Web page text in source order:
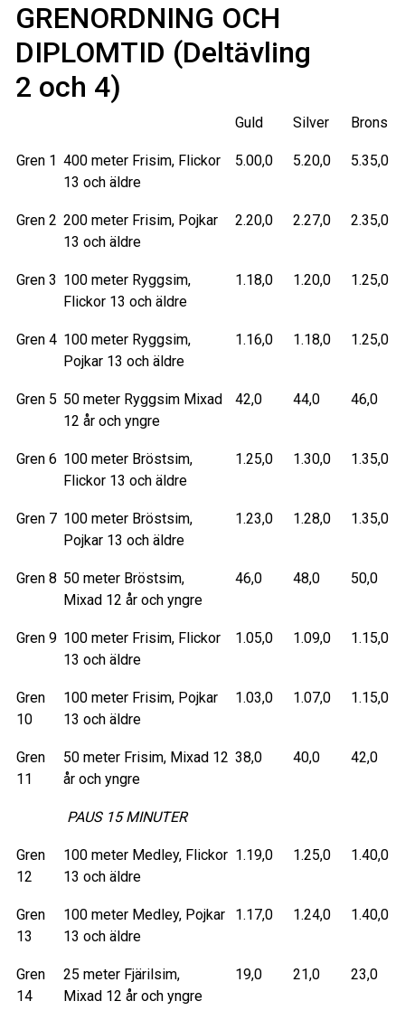
GRENORDNING OCH
DIPLOMTID (Deltävling
2 och 4)
Guld Silver Brons
Gren 1 400 meter Frisim, Flickor
13 och äldre
5.00,0 5.20,0 5.35,0
Gren 2 200 meter Frisim, Pojkar
13 och äldre
2.20,0 2.27,0 2.35,0
Gren 3 100 meter Ryggsim,
Flickor 13 och äldre
1.18,0 1.20,0 1.25,0
Gren 4 100 meter Ryggsim,
Pojkar 13 och äldre
1.16,0 1.18,0 1.25,0
Gren 5 50 meter Ryggsim Mixad
12 år och yngre
42,0 44,0 46,0
Gren 6 100 meter Bröstsim,
Flickor 13 och äldre
1.25,0 1.30,0 1.35,0
Gren 7 100 meter Bröstsim,
Pojkar 13 och äldre
1.23,0 1.28,0 1.35,0
Gren 8 50 meter Bröstsim,
Mixad 12 år och yngre
46,0 48,0 50,0
Gren 9 100 meter Frisim, Flickor
13 och äldre
1.05,0 1.09,0 1.15,0
Gren
10
100 meter Frisim, Pojkar
13 och äldre
1.03,0 1.07,0 1.15,0
Gren
11
50 meter Frisim, Mixad 12
år och yngre
38,0 40,0 42,0
PAUS 15 MINUTER
Gren
12
100 meter Medley, Flickor
13 och äldre
1.19,0 1.25,0 1.40,0
Gren
13
100 meter Medley, Pojkar
13 och äldre
1.17,0 1.24,0 1.40,0
Gren
14
25 meter Fjärilsim,
Mixad 12 år och yngre
19,0 21,0 23,0